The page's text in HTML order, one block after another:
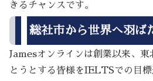
きるチャンスです。
総社市から世界へ羽ば
Jamesオンラインは創業以来、
とうとする皆様をIELTSでの目